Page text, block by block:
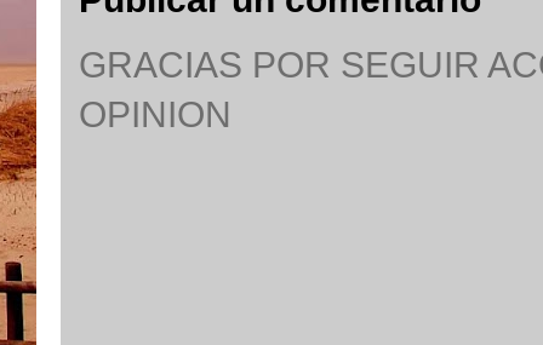
GRACIAS POR SEGUIR
OPINION